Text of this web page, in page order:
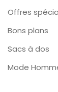
Offres
Bons plans
Sacs à dos
Mode